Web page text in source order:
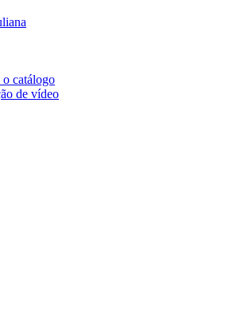
o catálogo
de vídeo